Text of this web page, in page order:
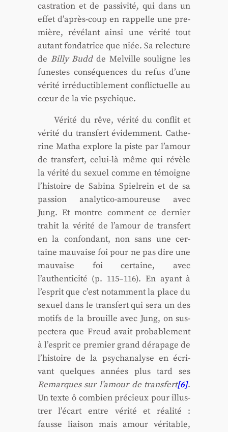
cas­tra­tion et de pas­si­vi­té, qui dans un
effet d’après-coup en rap­pelle une pre­
mière, révé­lant ain­si une véri­té tout
autant fon­da­trice que niée. Sa relec­ture
de Billy Buddde Mel­ville sou­ligne les
funestes consé­quences du refus d’une
véri­té irré­duc­ti­ble­ment conflic­tuelle au
cœur de la vie psy­chique.
Véri­té du rêve, véri­té du conflit et
véri­té du trans­fert évi­dem­ment. Cathe­
rine Matha explore la piste par l’amour
de trans­fert, celui-là même qui révèle
la véri­té du sexuel comme en témoigne
l’histoire de Sabi­na Spiel­rein et de sa
pas­sion ana­ly­ti­co-amou­reuse avec
Jung. Et montre com­ment ce der­nier
tra­hit la véri­té de l’amour de trans­fert
en la confon­dant, non sans une cer­
taine mau­vaise foi pour ne pas dire une
mau­vaise foi cer­taine, avec
l’authenticité (p. 115–116). En ayant à
l’esprit que c’est notam­ment la place du
sexuel dans le trans­fert qui sera un des
motifs de la brouille avec Jung, on sus­
pec­te­ra que Freud avait pro­ba­ble­ment
à l’esprit ce pre­mier grand déra­page de
l’histoire de la psy­cha­na­lyse en écri­
vant quelques années plus tard ses
Remarques sur l’amour de trans­fert[6].
Un texte ô com­bien pré­cieux pour illus­
trer l’écart entre véri­té et réa­li­té :
fausse liai­son mais amour véri­table,